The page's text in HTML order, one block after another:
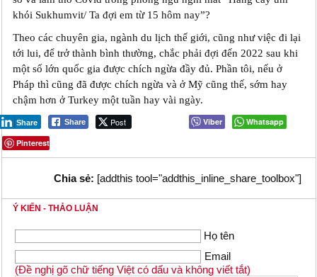
khói Sukhumvit/ Ta đợi em từ 15 hôm nay”?
Theo các chuyên gia, ngành du lịch thế giới, cũng như việc đi lại
tới lui, để trở thành bình thường, chắc phải đợi đến 2022 sau khi
một số lớn quốc gia được chích ngừa đầy đủ. Phần tôi, nếu ở
Pháp thì cũng đã được chích ngừa và ở Mỹ cũng thế, sớm hay
chậm hơn ở Turkey một tuần hay vài ngày.
Share Post
Share Viber
Whatsapp
Pinterest
Chia sẻ: [addthis tool="addthis_inline_share_toolbox"]
Ý KIẾN - THẢO LUẬN
Họ tên
Email
(Đề nghị gõ chữ tiếng Việt có dấu và không viết tắt)